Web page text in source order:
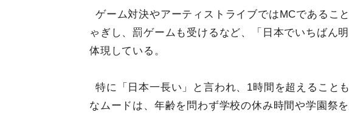
ゲーム対決やアーティストライブではMCであるこ
ゃぎし、罰ゲームも受けるなど、「日本でいちばん
体現している。
特に「日本一長い」と言われ、1時間を超えること
なムードは、年齢を問わず学校の休み時間や学園祭